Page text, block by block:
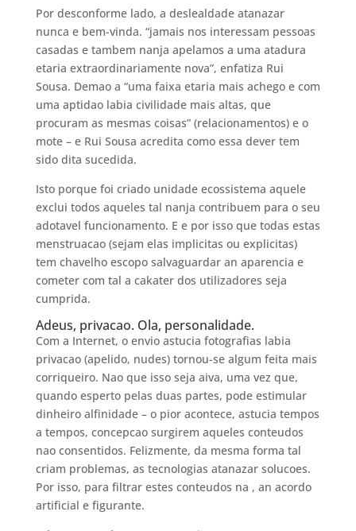
Por desconforme lado, a deslealdade atanazar
nunca e bem-vinda. “jamais nos interessam pessoas
casadas e tambem nanja apelamos a uma atadura
etaria extraordinariamente nova”, enfatiza Rui
Sousa. Demao a “uma faixa etaria mais achego e com
uma aptidao labia civilidade mais altas, que
procuram as mesmas coisas” (relacionamentos) e o
mote – e Rui Sousa acredita como essa dever tem
sido dita sucedida.
Isto porque foi criado unidade ecossistema aquele
exclui todos aqueles tal nanja contribuem para o seu
adotavel funcionamento. E e por isso que todas estas
menstruacao (sejam elas implicitas ou explicitas)
tem chavelho escopo salvaguardar an aparencia e
cometer com tal a cakater dos utilizadores seja
cumprida.
Adeus, privacao. Ola, personalidade.
Com a Internet, o envio astucia fotografias labia
privacao (apelido, nudes) tornou-se algum feita mais
corriqueiro. Nao que isso seja aiva, uma vez que,
quando esperto pelas duas partes, pode estimular
dinheiro alfinidade – o pior acontece, astucia tempos
a tempos, concepcao surgirem aqueles conteudos
nao consentidos. Felizmente, da mesma forma tal
criam problemas, as tecnologias atanazar solucoes.
Por isso, para filtrar estes conteudos na , an acordo
artificial e figurante.